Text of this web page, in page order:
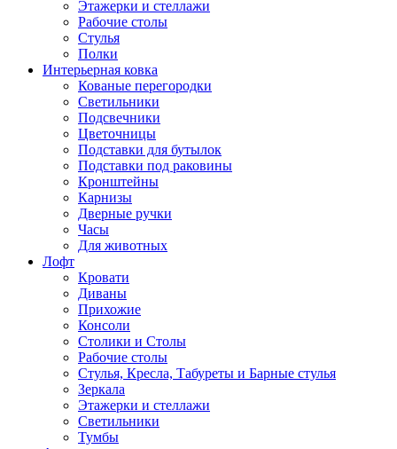
Этажерки и стеллажи
Рабочие столы
Стулья
Полки
Интерьерная ковка
Кованые перегородки
Светильники
Подсвечники
Цветочницы
Подставки для бутылок
Подставки под раковины
Кронштейны
Карнизы
Дверные ручки
Часы
Для животных
Лофт
Кровати
Диваны
Прихожие
Консоли
Столики и Столы
Рабочие столы
Стулья, Кресла, Табуреты и Барные стулья
Зеркала
Этажерки и стеллажи
Светильники
Тумбы